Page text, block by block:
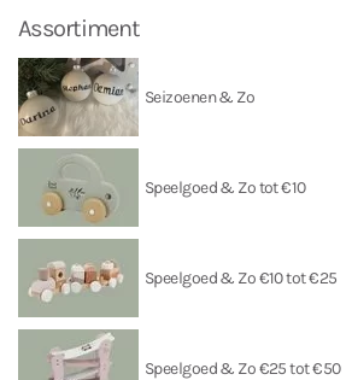
Assortiment
Seizoenen & Zo
Speelgoed & Zo tot €10
Speelgoed & Zo €10 tot €25
Speelgoed & Zo €25 tot €50